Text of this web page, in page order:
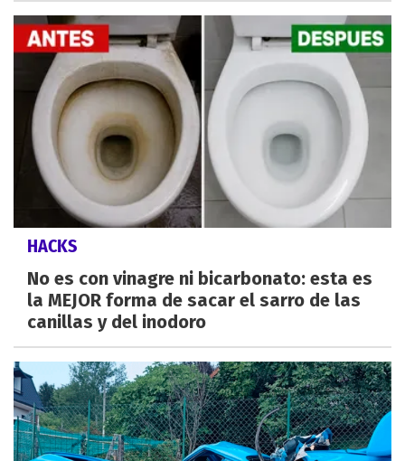
HACKS
No es con vinagre ni bicarbonato: esta es
la MEJOR forma de sacar el sarro de las
canillas y del inodoro